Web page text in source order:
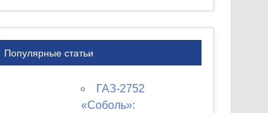
Популярные статьи
ГАЗ-2752
«Соболь»: